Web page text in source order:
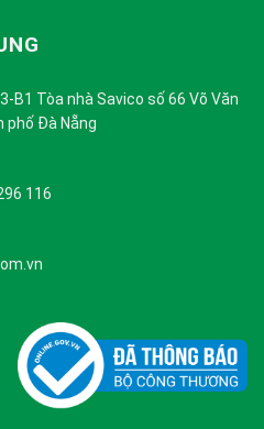
B1 Tòa nhà Savico số 66 Võ Văn
phố Đà Nẵng
116